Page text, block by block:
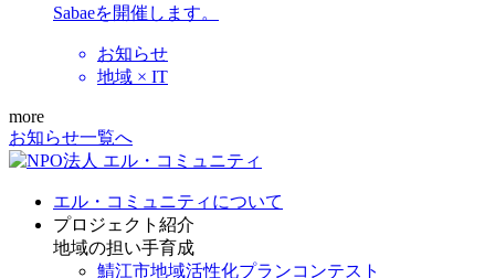
Sabaeを開催します。
お知らせ
地域 × IT
more
お知らせ一覧へ
エル・コミュニティについて
プロジェクト紹介
地域の担い手育成
鯖江市地域活性化プランコンテスト